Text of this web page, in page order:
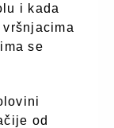
i kada
se
od